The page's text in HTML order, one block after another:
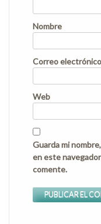
Nombre
Correo electrónico
Web
Guarda mi
en este
comente.